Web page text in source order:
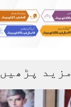
مزید پڑھیں